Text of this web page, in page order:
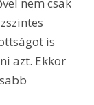
nem csak
is
azt. Ekkor